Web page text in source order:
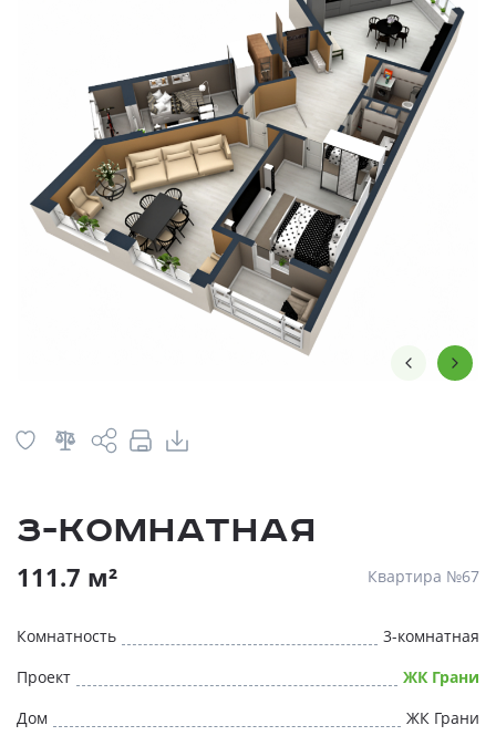
3-комнатная
111.7 м² Квартира №67
Комнатность
3-комнатная
Проект
ЖК Грани
Дом
ЖК Грани